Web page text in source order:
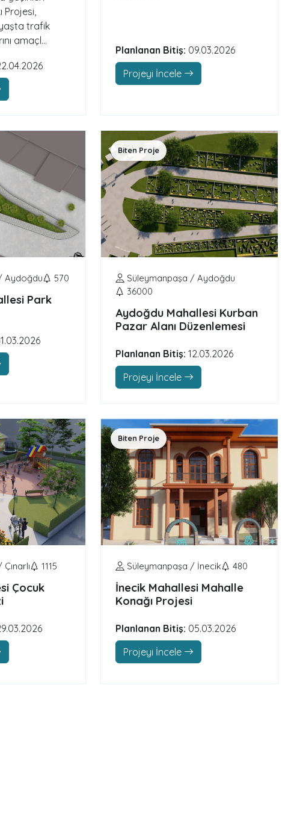
Projesi,
trafik
amaçl...
Planlanan Bitiş: 09.03.2026
Projeyi İncele
Aydoğdu 570
Park
Biten Proje
Süleymanpaşa / Aydoğdu
36000
Aydoğdu Mahallesi Kurban
Pazar Alanı Düzenlemesi
Planlanan Bitiş: 12.03.2026
Projeyi İncele
1115
Çocuk
Biten Proje
Süleymanpaşa / İnecik 480
İnecik Mahallesi Mahalle
Konağı Projesi
Planlanan Bitiş: 05.03.2026
Projeyi İncele